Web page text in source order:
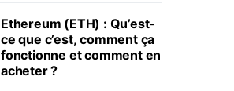
Ethereum (ETH) : Qu’est-
ce que c’est, comment ça
fonctionne et comment en
acheter ?